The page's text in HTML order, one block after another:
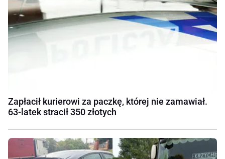
Zapłacił kurierowi za paczkę, której nie zamawiał.
63-latek stracił 350 złotych